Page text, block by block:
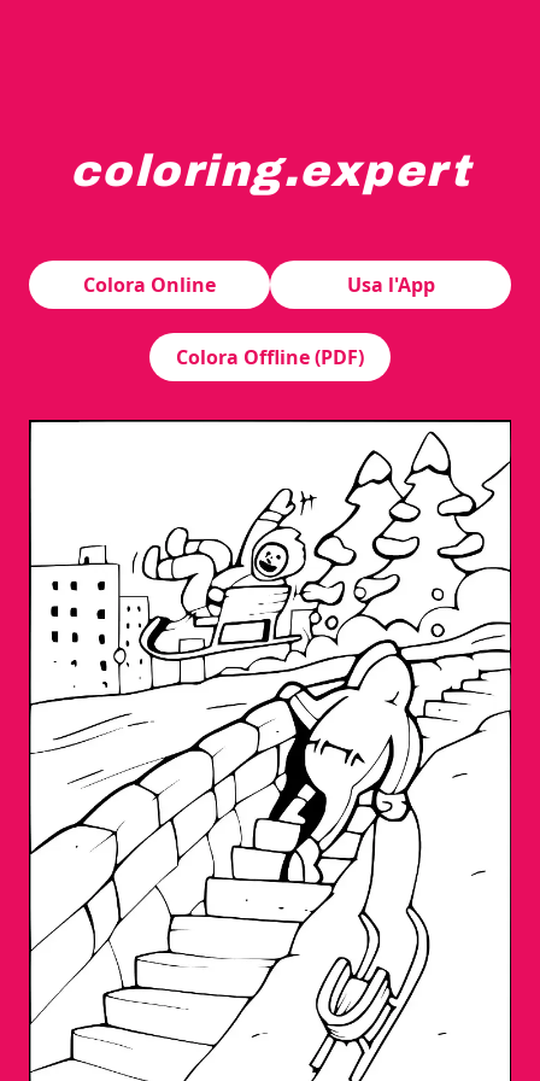
coloring.expert
Colora Online
Usa l'App
Colora Offline (PDF)